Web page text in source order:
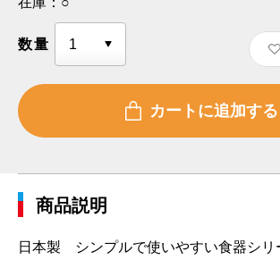
数量
商品説明
日本製 シンプルで使いやすい食器シリ